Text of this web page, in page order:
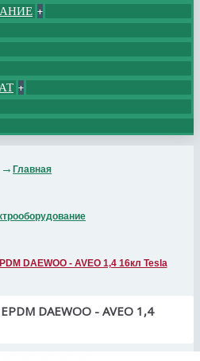
+
+
Главная
DAEWOO - AVEO 1,4 16кл Tesla
DAEWOO - AVEO 1,4